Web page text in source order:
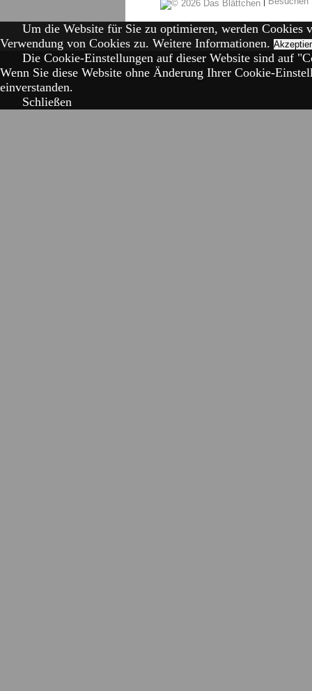
Um die Website für Sie zu optimieren, werden Cookies
Verwendung von Cookies zu. Weitere Informationen.
Die Cookie-Einstellungen auf dieser Website sind auf
Wenn Sie diese Website ohne Änderung Ihrer Cookie-
einverstanden.
Schließen